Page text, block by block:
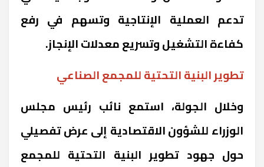
تدعم العملية الإنتاجية وتسهم في رفع
كفاءة التشغيل وتسريع معدلات الإنجاز.
تطوير البنية التحتية للمجمع الصناعي
وخلال الجولة، استمع نائب رئيس مجلس
الوزراء للشؤون الاقتصادية إلى عرض تفصيلي
حول جهود تطوير البنية التحتية للمجمع